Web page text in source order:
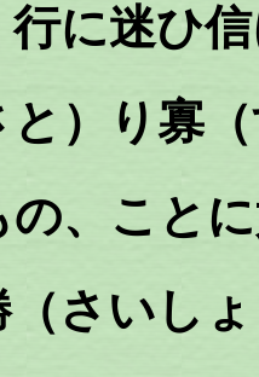
行に迷ひ
と）り寡
、こと
（さいし